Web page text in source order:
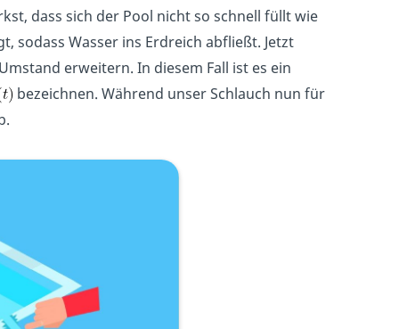
dass sich der Pool nicht so schnell füllt wie
sodass Wasser ins Erdreich abfließt. Jetzt
erweitern. In diesem Fall ist es ein
bezeichnen. Während unser Schlauch nun für